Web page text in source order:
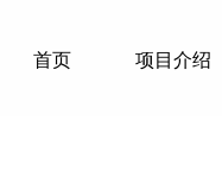
首页 项目介绍